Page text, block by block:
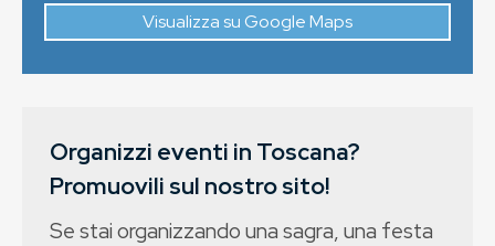
Visualizza su Google Maps
Organizzi eventi in Toscana?
Promuovili sul nostro sito!
Se stai organizzando una sagra, una festa